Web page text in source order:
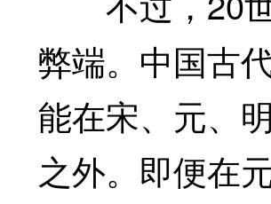
弊端。中国古
能在宋、元、
之外。即便在